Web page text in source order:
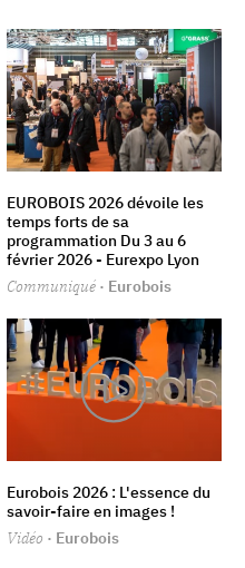
EUROBOIS 2026 dévoile les
temps forts de sa
programmation Du 3 au 6
février 2026 - Eurexpo Lyon
Communiqué · Eurobois
Eurobois 2026 : L'essence du
savoir-faire en images !
Vidéo · Eurobois